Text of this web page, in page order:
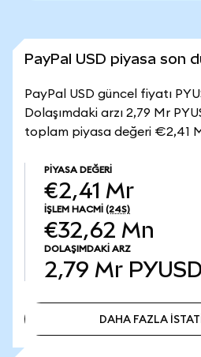
PayPal USD piyasa son
PayPal USD güncel fiyatı
Dolaşımdaki arzı 2,79 Mr
toplam piyasa değeri €2,41
PIYASA DEĞERI
€2,41 Mr
İŞLEM HACMI (24S)
€32,62 Mn
DOLAŞIMDAKI ARZ
2,79 Mr PYUSD
DAHA FAZLA